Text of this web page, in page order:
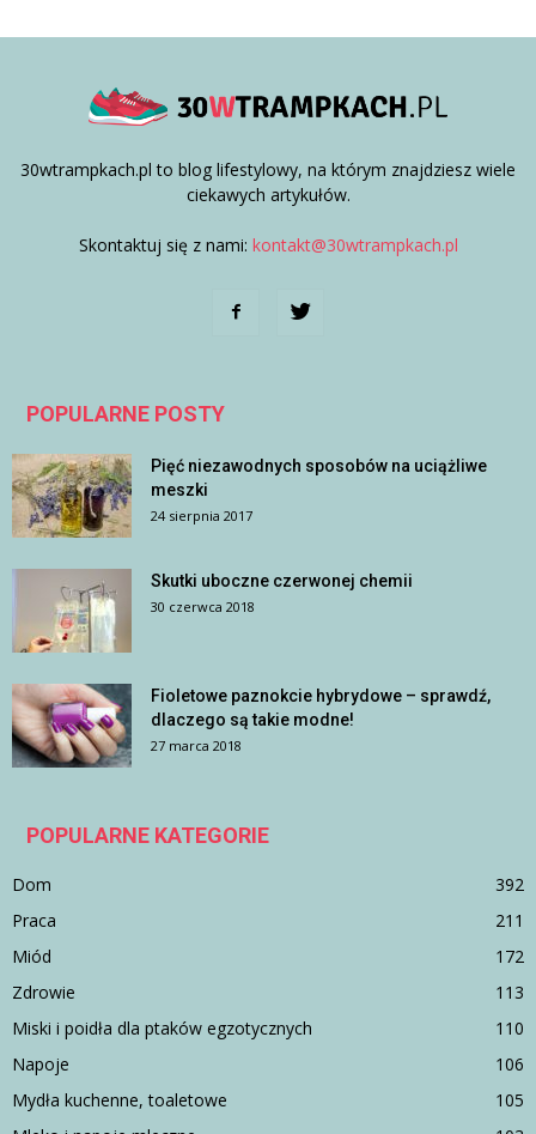
30wtrampkach.pl to blog lifestylowy, na którym znajdziesz wiele
ciekawych artykułów.
Skontaktuj się z nami: kontakt@30wtrampkach.pl
POPULARNE POSTY
Pięć niezawodnych sposobów na uciążliwe
meszki
24 sierpnia 2017
Skutki uboczne czerwonej chemii
30 czerwca 2018
Fioletowe paznokcie hybrydowe – sprawdź,
dlaczego są takie modne!
27 marca 2018
POPULARNE KATEGORIE
Dom
392
Praca
211
Miód
172
Zdrowie
113
Miski i poidła dla ptaków egzotycznych
110
Napoje
106
Mydła kuchenne, toaletowe
105